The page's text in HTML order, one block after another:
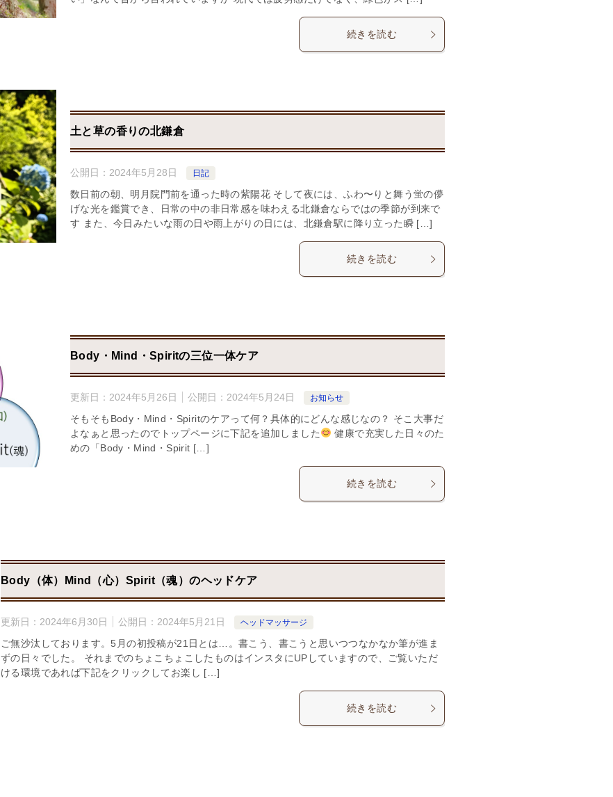
続きを読む
土と草の香りの北鎌倉
公開日： 2024年5月28日 日記
数日前の朝、明月院門前を通った時の紫陽花 そして夜には、ふわ〜りと舞う蛍の儚
げな光を鑑賞でき、日常の中の非日常感を味わえる北鎌倉ならではの季節が到来で
す また、今日みたいな雨の日や雨上がりの日には、北鎌倉駅に降り立った瞬 […]
続きを読む
Body・Mind・Spiritの三位一体ケア
更新日： 2024年5月26日 公開日： 2024年5月24日 お知らせ
そもそもBody・Mind・Spiritのケアって何？具体的にどんな感じなの？ そこ大事だ
よなぁと思ったのでトップページに下記を追加しました
健康で充実した日々のた
めの「Body・Mind・Spirit […]
続きを読む
Body（体）Mind（心）Spirit（魂）のヘッドケア
更新日： 2024年6月30日 公開日： 2024年5月21日 ヘッドマッサージ
ご無沙汰しております。5月の初投稿が21日とは…。書こう、書こうと思いつつなかなか筆が進ま
ずの日々でした。 それまでのちょこちょこしたものはインスタにUPしていますので、ご覧いただ
ける環境であれば下記をクリックしてお楽し […]
続きを読む